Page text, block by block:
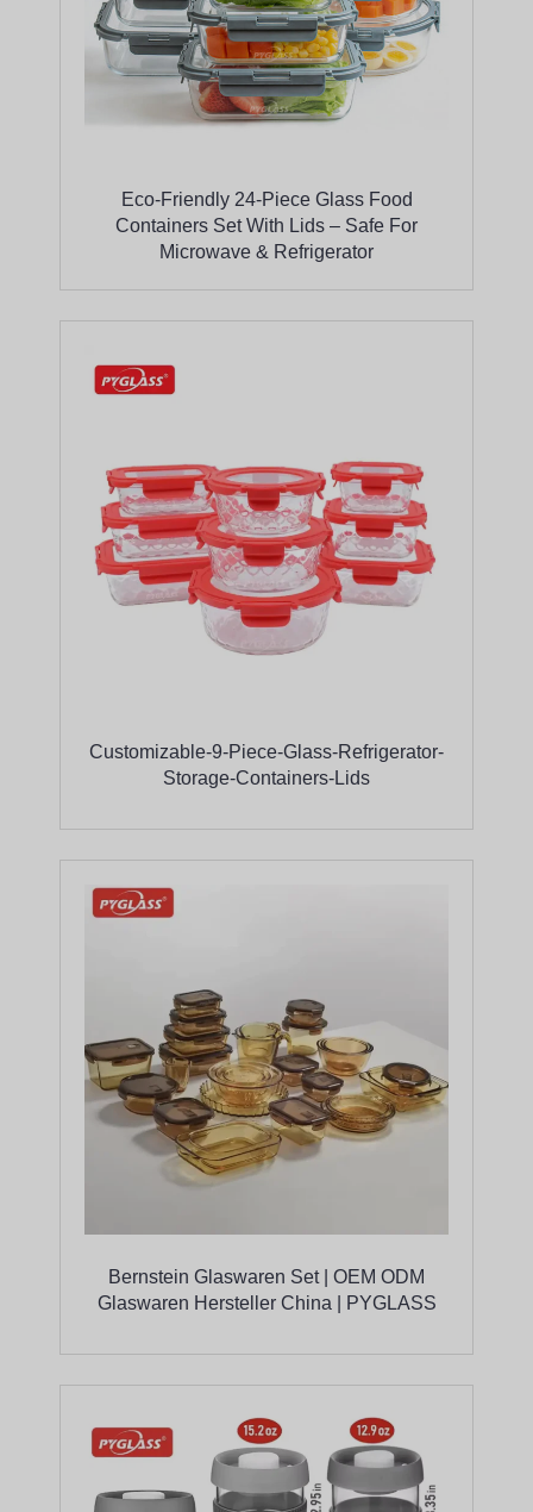
Eco-Friendly 24-Piece Glass Food
Containers Set With Lids – Safe For
Microwave & Refrigerator
Customizable-9-Piece-Glass-Refrigerator-
Storage-Containers-Lids
Bernstein Glaswaren Set | OEM ODM
Glaswaren Hersteller China | PYGLASS